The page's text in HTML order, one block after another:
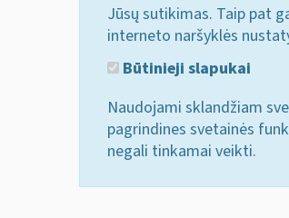
Jūsų sutikimas. Taip pat
interneto naršyklės
Būtinieji slapukai
Naudojami sklandžiam
pagrindines svetainės
negali tinkamai veikti.